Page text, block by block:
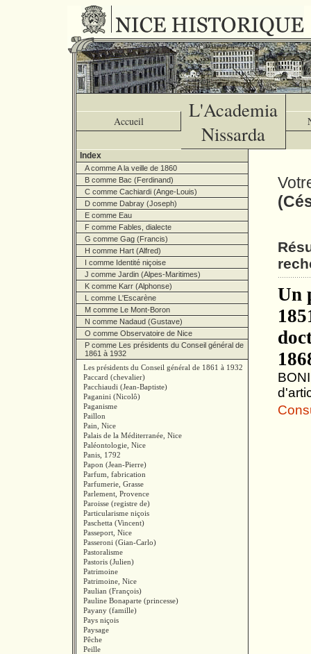
Accueil
L'Academia
Nissarda
Index
A comme A la veille de 1860
B comme Bac (Ferdinand)
C comme Cachiardi (Ange-Louis)
D comme Dabray (Joseph)
E comme Eau
F comme Fables, dialecte
G comme Gag (Francis)
H comme Hart (Alfred)
I comme Identité niçoise
J comme Jardin (Alpes-Maritimes)
K comme Karr (Alphonse)
L comme L'Escarène
M comme Le Mont-Boron
N comme Nadaud (Gustave)
O comme Observatoire de Nice
P comme Les présidents du Conseil général de
1861 à 1932
Les présidents du Conseil général de 1861 à 1932
Paccard (chevalier)
Pacchiaudi (Jean-Baptiste)
Paganini (Nicolô)
Paganisme
Paillon
Pain, Nice
Palais de la Méditerranée, Nice
Paléontologie, Nice
Panis, 1792
Papon (Jean-Pierre)
Parfum, fabrication
Parfumerie, Grasse
Parlement, Provence
Paroisse (registre de)
Particularisme niçois
Paschetta (Vincent)
Passeport, Nice
Passeroni (Gian-Carlo)
Pastoralisme
Pastoris (Julien)
Patrimoine
Patrimoine, Nice
Paulian (François)
Pauline Bonaparte (princesse)
Payany (famille)
Pays niçois
Paysage
Pêche
Peille
Un